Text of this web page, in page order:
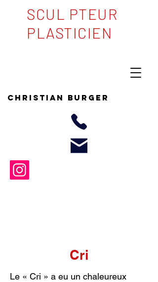
Christian BURGER
SCUL PTEUR
PLASTICIEN
Cri
Le « Cri » a eu un chaleureux